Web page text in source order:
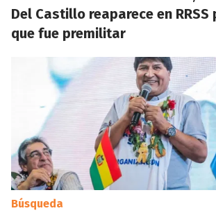
Del Castillo reaparece en
que fue premilitar
Búsqueda